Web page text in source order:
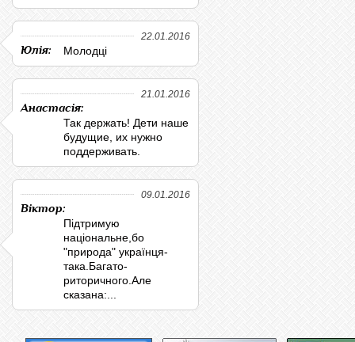
22.01.2016
Юлія: Молодці
21.01.2016
Анастасія:
Так держать! Дети наше
будущие, их нужно
поддерживать.
09.01.2016
Віктор:
Підтримую
національне,бо
"природа" українця-
така.Багато-
риторичного.Але
сказана:...